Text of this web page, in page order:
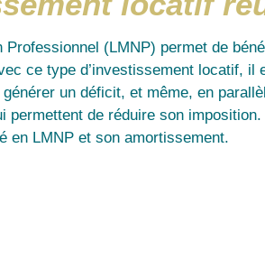
Professionnel (LMNP) permet de
ce type d’investissement locatif, il
un déficit, et même, en
permettent de réduire son imposition.
en LMNP et son amortissement.